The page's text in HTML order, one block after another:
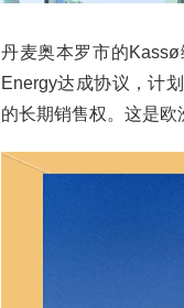
丹麦奥本罗市的
Energy达成协议，计
的长期销售权。这是欧